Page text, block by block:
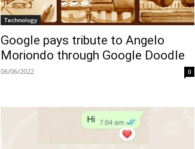
Technology
Google pays tribute to Angelo
Moriondo through Google Doodle
06/06/2022 0